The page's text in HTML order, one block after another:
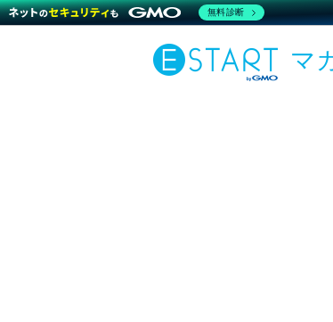
マ
無料診断